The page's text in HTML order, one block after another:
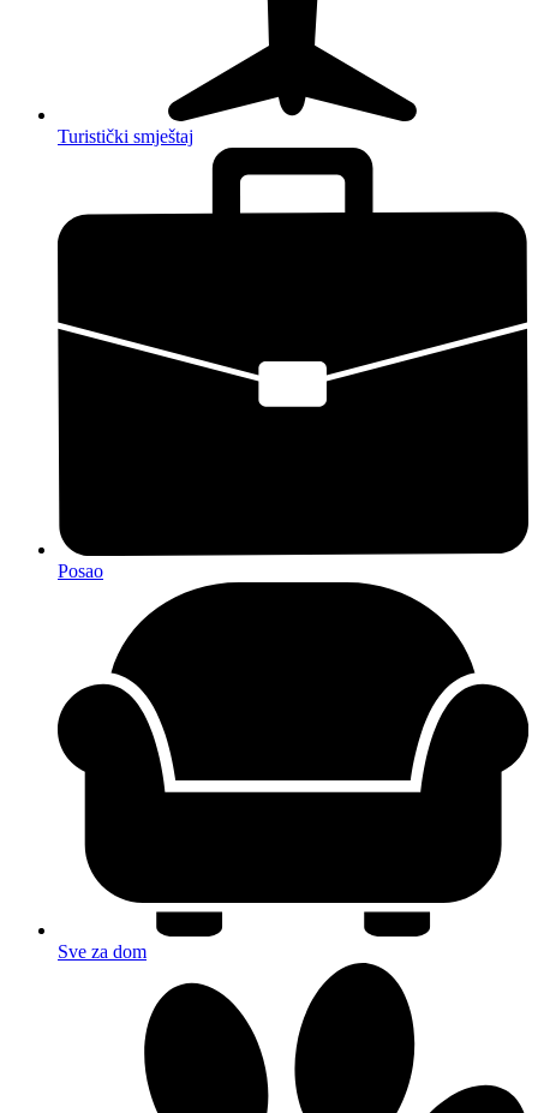
Turistički smještaj
Posao
Sve za dom